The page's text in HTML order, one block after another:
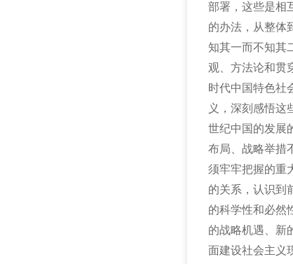
部署，这些是相
的办法，从整体
知其一而不知其
观、方法论和贯
时代中国特色社
义，深刻感悟这
世纪中国的发展
布局、战略举措
须牢牢把握的重
的关系，认识到
的科学性和必然
的战略机遇、新
面建设社会主义